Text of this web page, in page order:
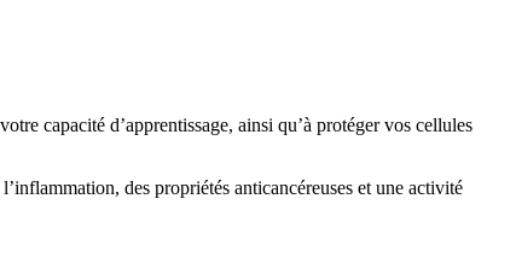
capacité d’apprentissage, ainsi qu’à protéger vos cellules
des propriétés anticancéreuses et une activité